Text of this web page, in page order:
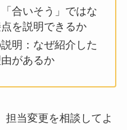
合いそう」ではな
を説明できるか
明：なぜ紹介した
があるか
担当変更を相談してよ